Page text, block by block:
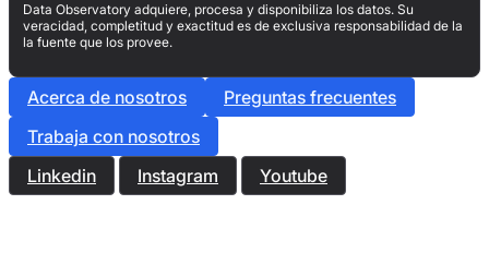
Data Observatory adquiere, procesa y disponibiliza los datos. Su
veracidad, completitud y exactitud es de exclusiva responsabilidad de la
la fuente que los provee.
Acerca de nosotros
Preguntas frecuentes
Trabaja con nosotros
Linkedin
Instagram Youtube